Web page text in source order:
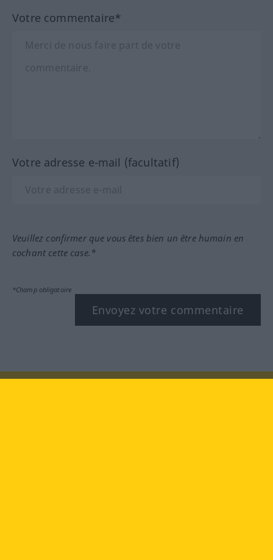
Votre commentaire*
Votre adresse e-mail (facultatif)
Veuillez confirmer que vous êtes bien un être humain en
cochant cette case.*
*Champ obligatoire
Envoyez votre commentaire